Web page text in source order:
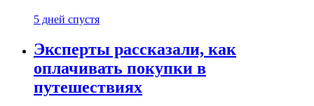
5 дней спустя
Эксперты рассказали, как
оплачивать покупки в
путешествиях